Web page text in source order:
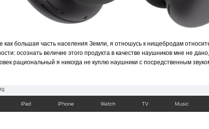
как большая часть населения Земли, я отношусь к нищебродам
осознать величие этого продукта в качестве наушников мне не
рациональный я никогда не куплю наушники с посредственным